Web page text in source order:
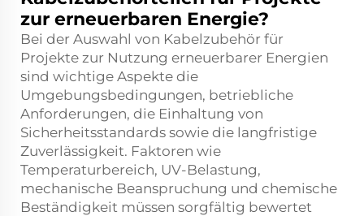
zur erneuerbaren Energie?
Bei der Auswahl von Kabelzubehör für
Projekte zur Nutzung erneuerbarer Energien
sind wichtige Aspekte die
Umgebungsbedingungen, betriebliche
Anforderungen, die Einhaltung von
Sicherheitsstandards sowie die langfristige
Zuverlässigkeit. Faktoren wie
Temperaturbereich, UV-Belastung,
mechanische Beanspruchung und chemische
Beständigkeit müssen sorgfältig bewertet